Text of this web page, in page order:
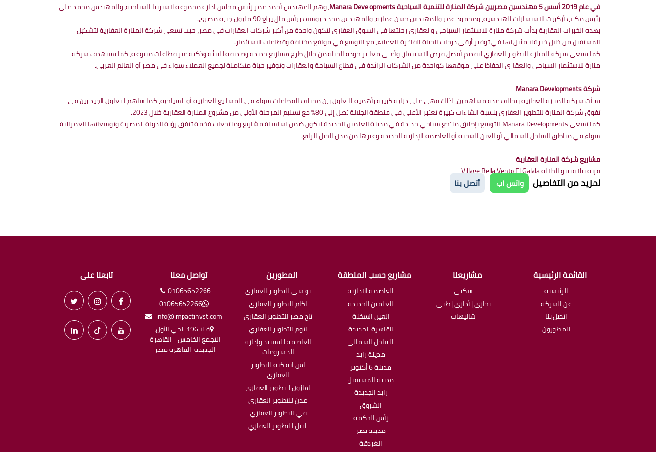
في عام 2019 أسس 5 مهندسين مصريين شركة المنارة للتنمية السياحية Manara Developments
، وهم المهندس أحمد عمر رئيس مجلس ادارة مجموعة لاسيرينا السياحية، والمهندس محمد على
رئيس مكتب أركريت للاستشارات الهندسية، ومحمود عمر والمهندس حسن عمارة، والمهندس محمد يوسف برأس مال يبلغ 90 مليون جنيه مصري.
بهذه الخبرات العقارية بدأت شركة منارة للاستثمار السياحي والعقاري رحلتها في السوق العقاري لتكون واحدة من أكبر شركات العقارات في مصر، حيث تسعى شركة المنارة العقارية لتشكيل
المستقبل من خلال خبرة لا مثيل لها في توفير أرقى درجات الحياة الفاخرة للعملاء، مع التوسع في مواقع مختلفة وقطاعات الاستثمار.
كما تسعى شركة المنارة للتطوير العقاري لتقديم أفضل فرص الاستثمار، وأعلى معايير جودة الحياة من خلال طرح مشاريع جديدة وصديقة للبيئة وذكية عبر قطاعات متنوعة، كما تستهدف شركة
منارة للاستثمار السياحي والعقاري الحفاظ على موقعها كواحدة من الشركات الرائدة في قطاع السياحة والعقارات وتوفير حياة متكاملة لجميع العملاء سواء في مصر أو العالم العربي.
شركة Manara Developments
نشأت شركة المنارة العقارية بتحالف عدة مساهمين، لذلك فهي على دراية كبيرة بأهمية التعاون بين مختلف القطاعات سواء في المشاريع العقارية أو السياحية، كما ساهم التعاون الجيد بين في
تفوق شركة المنارة للتطوير العقاري بنسبة انشاءات كبيرة تعتبر الأعلى في منطقة الجلالة تصل إلى 80% مع تسليم المرحلة الأولى من مشروع المنارة العقارية خلال 2023.
كما تسعى Manara Developments للتوسع بإطلاق منتجع سياحي جديدة في مدينة العلمين الجديدة ليكون ضمن لسلسلة مشاريع ومنتجعات فخمة تتفق رؤية الدولة المصرية وتوسعاتها العمرانية
سواء في مناطق الساحل الشمالي أو العين السخنة أو العاصمة الإدارية الجديدة وغيرها من مدن الجيل الرابع.
مشاريع شركة المنارة العقارية
قرية بيلا فينتو الجلالة Village Bella Vento El Galala
لمزيد من التفاصيل واتس اب أتصل بنا
القائمة الرئيسية
الرئيسية
عن الشركة
اتصل بنا
المطورون
مشاريعنا
سكنى
تجارى | أدارى | طبى
شاليهات
مشاريع حسب المنطقة
العاصمة الادارية
العلمين الجديدة
العين السخنة
القاهرة الجديدة
الساحل الشمالى
مدينة زايد
مدينة 6 أكتوبر
مدينة المستقبل
زايد الجديدة
الشروق
رأس الحكمة
مدينة نصر
الغردقة
المطورين
يو سى للتطوير العقارى
اكام للتطوير العقاري
تاج مصر للتطوير العقاري
اتوم للتطوير العقاري
العاصمة للتشييد وإدارة
المشروعات
اس ايه كيه للتطوير
العقارى
امازون للتطوير العقاري
مدن للتطوير العقاري
في للتطوير العقاري
النيل للتطوير العقاري
تواصل معنا
01065652266
01065652266
info@impactinvst.com
فيلا 196 الحي الأول،
التجمع الخامس - القاهرة
الجديدة-القاهرة مصر
تابعنا على